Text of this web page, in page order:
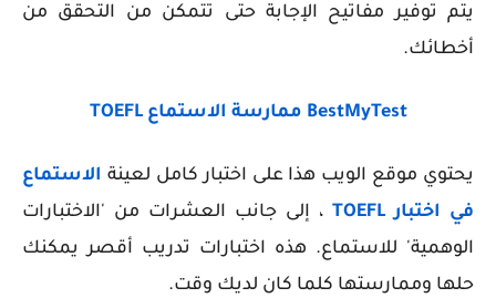
يتم توفير مفاتيح الإجابة حتى تتمكن من التحقق من
أخطائك.
BestMyTest ممارسة الاستماع TOEFL
يحتوي موقع الويب هذا على اختبار كامل لعينة الاستماع
في اختبار TOEFL
، إلى جانب العشرات من 'الاختبارات
الوهمية' للاستماع. هذه اختبارات تدريب أقصر يمكنك
حلها وممارستها كلما كان لديك وقت.